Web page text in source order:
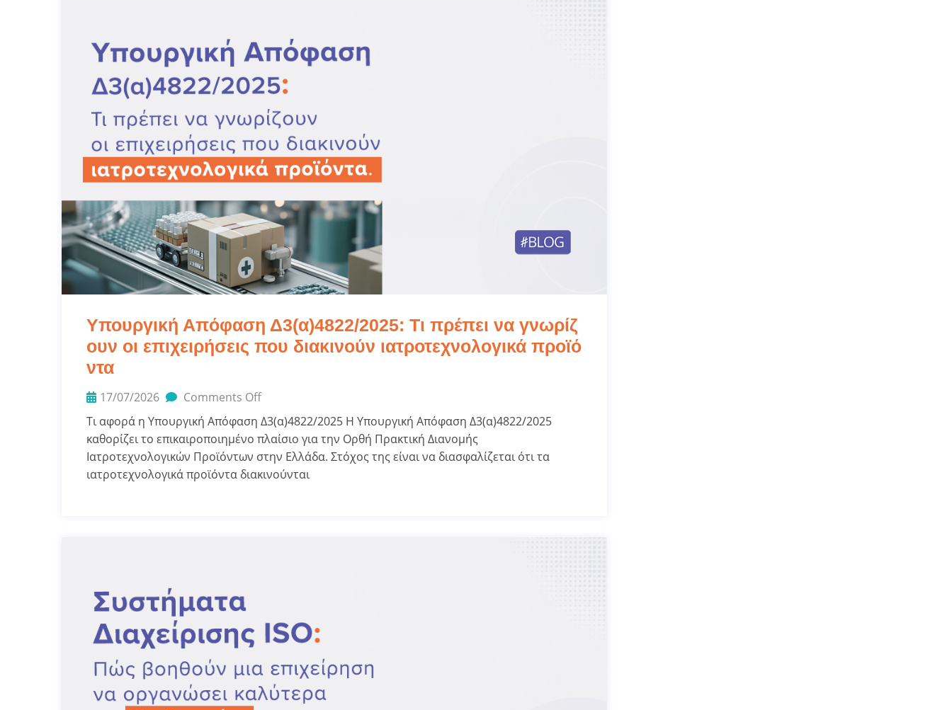
Υπουργική Απόφαση Δ3(α)4822/2025: Τι πρέπει να γνωρίζ
ουν οι επιχειρήσεις που διακινούν ιατροτεχνολογικά προϊό
ντα
17/07/2026
Comments Off
Τι αφορά η Υπουργική Απόφαση Δ3(α)4822/2025 Η Υπουργική Απόφαση Δ3(α)4822/2025
καθορίζει το επικαιροποιημένο πλαίσιο για την Ορθή Πρακτική Διανομής
Ιατροτεχνολογικών Προϊόντων στην Ελλάδα. Στόχος της είναι να διασφαλίζεται ότι τα
ιατροτεχνολογικά προϊόντα διακινούνται